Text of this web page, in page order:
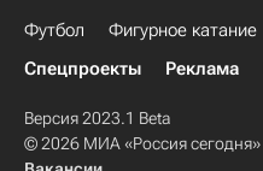
Футбол Фигурное катание
Спецпроекты
Реклама
Версия 2023.1 Beta
© 2026 МИА «Россия сегодня»